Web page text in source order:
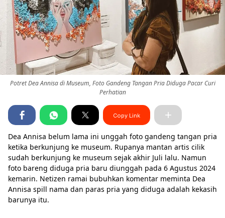
Potret Dea Annisa di Museum, Foto Gandeng Tangan Pria Diduga Pacar Curi
Perhatian
Copy Link
Dea Annisa belum lama ini unggah foto gandeng tangan pria
ketika berkunjung ke museum. Rupanya mantan artis cilik
sudah berkunjung ke museum sejak akhir Juli lalu. Namun
foto bareng diduga pria baru diunggah pada 6 Agustus 2024
kemarin. Netizen ramai bubuhkan komentar meminta Dea
Annisa spill nama dan paras pria yang diduga adalah kekasih
barunya itu.